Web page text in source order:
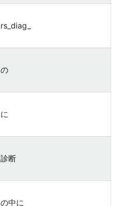
rs_diag_
の
に
診断
の中に